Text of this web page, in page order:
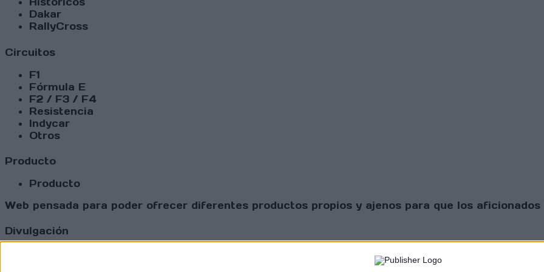
Dakar
RallyCross
Circuitos
F1
Fórmula E
F2 / F3 / F4
Resistencia
Indycar
Otros
Producto
Producto
Web pensada para poder ofrecer diferentes productos propios y ajenos para que los
Divulgación